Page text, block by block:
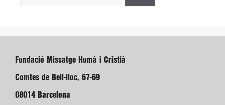
Fundació Missatge Humà i Cristià
Comtes de Bell-lloc, 67-69
08014 Barcelona